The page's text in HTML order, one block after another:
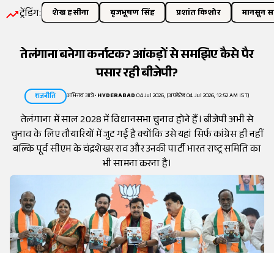
ट्रेंडिंग: शेख हसीना बृजभूषण सिंह प्रशांत किशोर मानसून
तेलंगाना बनेगा कर्नाटक? आंकड़ों से समझिए कैसे पैर
पसार रही बीजेपी?
राजनीति अभिनव आत्रे•HYDERABAD 04 Jul 2026, (अपडेटेड 04 Jul 2026, 12:52 AM IST)
तेलंगाना में साल 2028 में विधानसभा चुनाव होने हैं। बीजेपी अभी से
चुनाव के लिए तौयारियों में जुट गई है क्योंकि उसे यहां सिर्फ कांग्रेस ही नहीं
बल्कि पूर्व सीएम के चंद्रशेखर राव और उनकी पार्टी भारत राष्ट्र समिति का
भी सामना करना है।